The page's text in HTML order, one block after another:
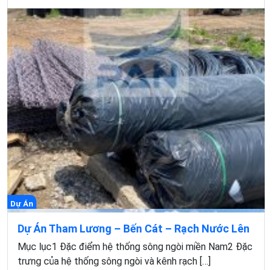
Dự Án
Dự Án Tham Lương – Bến Cát – Rạch Nước Lên
Mục lục1 Đặc điểm hệ thống sông ngòi miền Nam2 Đặc
trưng của hệ thống sông ngòi và kênh rạch […]